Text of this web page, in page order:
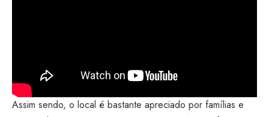
Assim sendo, o local é bastante apreciado por famílias e